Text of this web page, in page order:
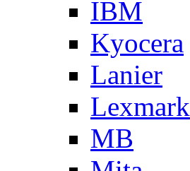
IBM
Kyocera
Lanier
Lexmark
MB